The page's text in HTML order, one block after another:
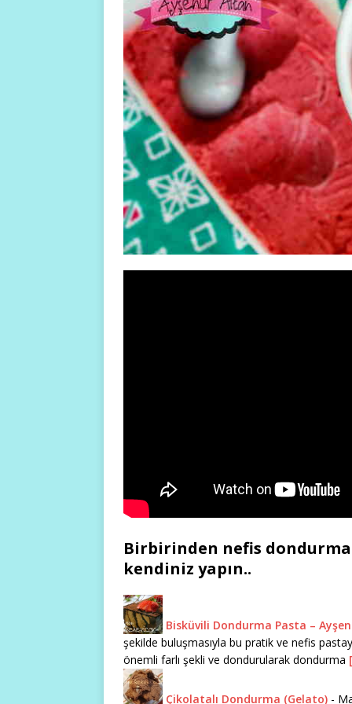
Birbirinden nefis
kendiniz yapın..
Bisküvili Dondurma Pasta –
şekilde buluşmasıyla bu pratik ve nefis
önemli farlı şekli ve dondurularak dondurma
Çikolatalı Dondurma (Gelato) -